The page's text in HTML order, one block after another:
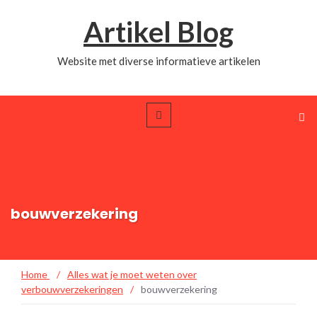
Artikel Blog
Website met diverse informatieve artikelen
bouwverzekering
Home / Alles wat je moet weten over
verbouwverzekeringen
/ bouwverzekering